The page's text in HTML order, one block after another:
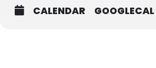
CALENDAR GOOGLECAL